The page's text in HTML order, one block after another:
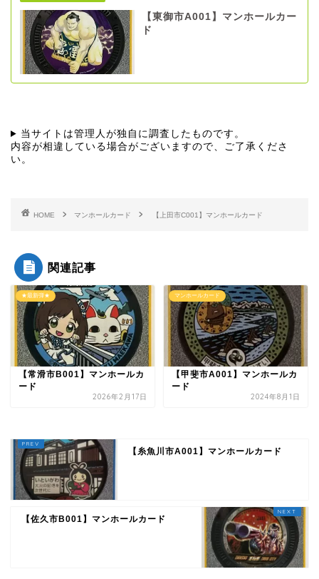
【東御市A001】マンホールカー
ド
当サイトは管理人が独自に調査したものです。
内容が相違している場合がございますので、ご了承くださ
い。
HOME マンホールカード 【上田市C001】マンホールカード
関連記事
★最新弾★
【常滑市B001】マンホールカ
ード
2026年2月17日
マンホールカード
【甲斐市A001】マンホールカ
ード
2024年8月1日
【糸魚川市A001】マンホールカード
【佐久市B001】マンホールカード